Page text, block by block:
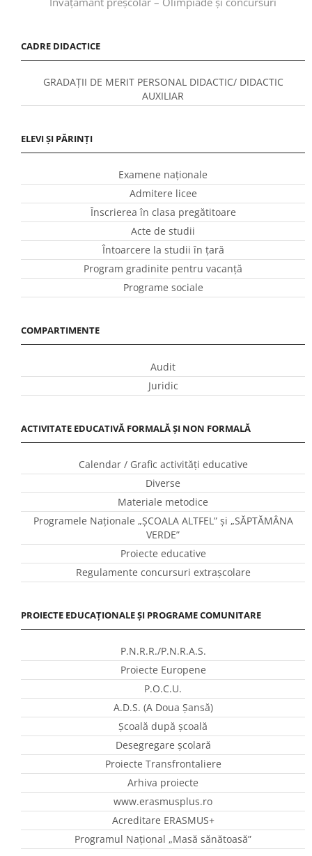
CADRE DIDACTICE
GRADAȚII DE MERIT PERSONAL DIDACTIC/ DIDACTIC
AUXILIAR
ELEVI ȘI PĂRINȚI
Examene naționale
Admitere licee
Înscrierea în clasa pregătitoare
Acte de studii
Întoarcere la studii în ţară
Program gradinite pentru vacanţă
Programe sociale
COMPARTIMENTE
Audit
Juridic
ACTIVITATE EDUCATIVĂ FORMALĂ ȘI NON FORMALĂ
Calendar / Grafic activităţi educative
Diverse
Materiale metodice
Programele Naţionale „ŞCOALA ALTFEL” și „SĂPTĂMÂNA
VERDE”
Proiecte educative
Regulamente concursuri extraşcolare
PROIECTE EDUCAȚIONALE ȘI PROGRAME COMUNITARE
P.N.R.R./P.N.R.A.S.
Proiecte Europene
P.O.C.U.
A.D.S. (A Doua Șansă)
Școală după școală
Desegregare școlară
Proiecte Transfrontaliere
Arhiva proiecte
www.erasmusplus.ro
Acreditare ERASMUS+
Programul Național „Masă sănătoasă”